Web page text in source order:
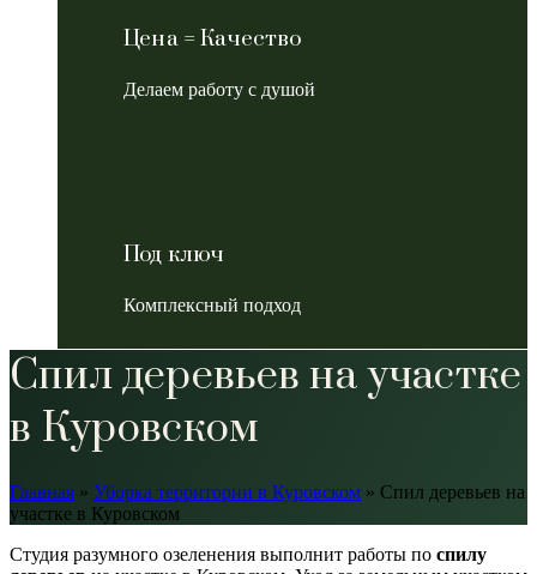
Цена = Качество
Делаем работу с душой
Под ключ
Комплексный подход
Спил деревьев на участке
в Куровском
Главная » Уборка территории в Куровском » Спил деревьев на
участке в Куровском
Студия разумного озеленения выполнит работы по спилу